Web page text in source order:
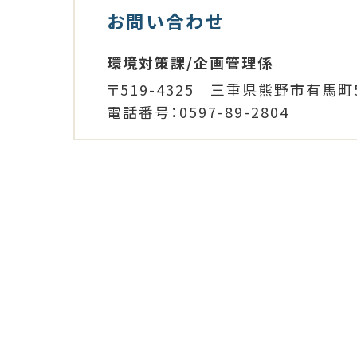
お問い合わせ
環境対策課/企画管理係
〒519-4325 三重県熊野市有馬
電話番号：0597-89-2804